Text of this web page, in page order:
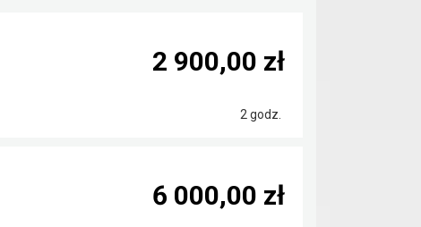
2 godz.
2 900,00 zł
6 000,00 zł